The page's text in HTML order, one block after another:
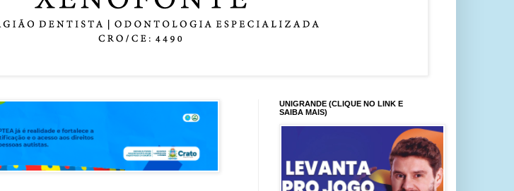
UNIGRANDE (CLIQUE NO LINK E
SAIBA MAIS)